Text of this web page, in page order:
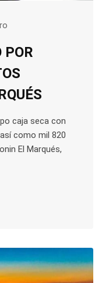
POR
caja seca con
como mil 820
El Marqués,